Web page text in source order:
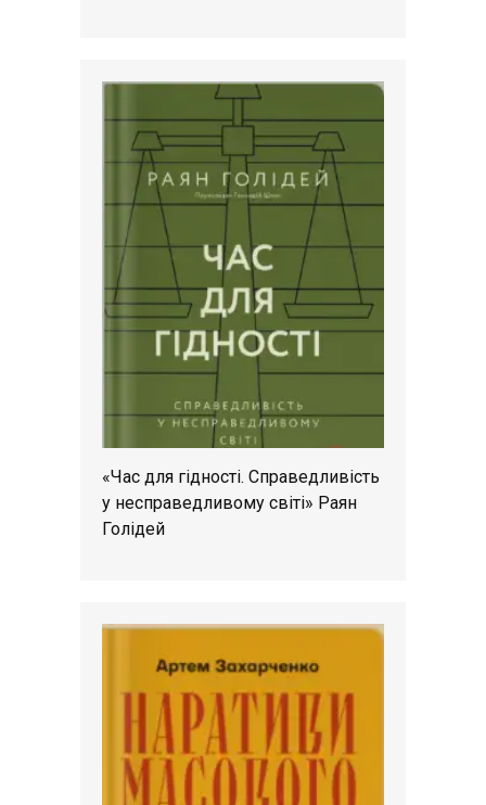
«Час для гідності. Справедливість
у несправедливому світі» Раян
Голідей